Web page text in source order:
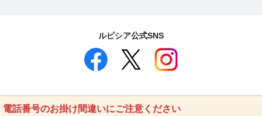
ルピシア公式SNS
電話番号のお掛け間違いにご注意ください